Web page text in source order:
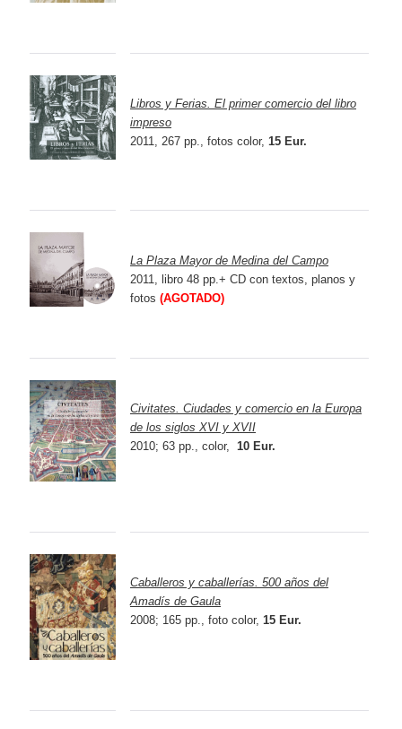
Libros y Ferias. El primer comercio del libro
impreso
2011, 267 pp., fotos color, 15 Eur.
La Plaza Mayor de Medina del Campo
2011, libro 48 pp.+ CD con textos, planos y
fotos (AGOTADO)
Civitates. Ciudades y comercio en la Europa
de los siglos XVI y XVII
2010; 63 pp., color, 10 Eur.
Caballeros y caballerías. 500 años del
Amadís de Gaula
2008; 165 pp., foto color, 15 Eur.